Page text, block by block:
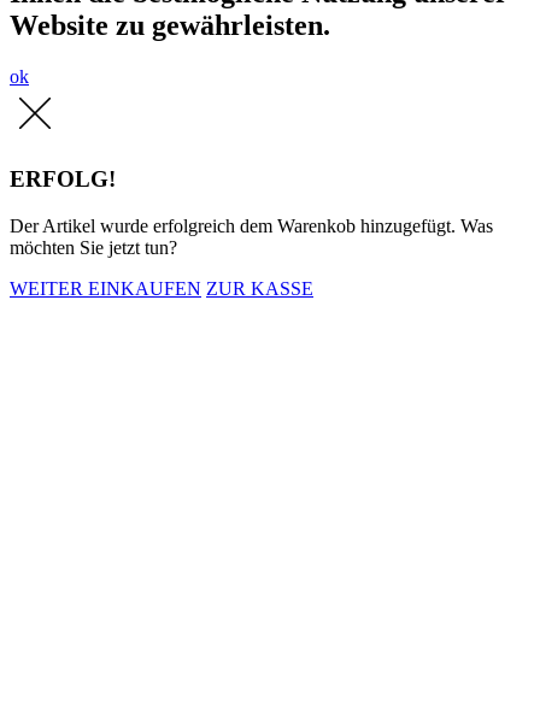
Website zu gewährleisten.
ok
ERFOLG!
Der Artikel wurde erfolgreich dem Warenkob hinzugefügt. Was
möchten Sie jetzt tun?
WEITER EINKAUFEN ZUR KASSE